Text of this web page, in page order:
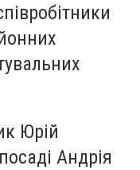
Юрій
Андрія